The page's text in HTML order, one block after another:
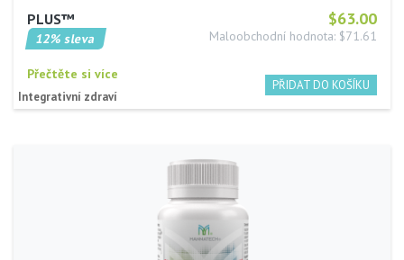
$63.00
PLUS™
Maloobchodní hodnota: $71.61
12% sleva
Přečtěte si více
Integrativní zdraví